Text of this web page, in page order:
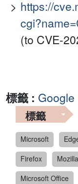
https://
(to CVE-
標籤 : Google
標籤
Microsoft
Firefox
Mozilla
Microsoft Office